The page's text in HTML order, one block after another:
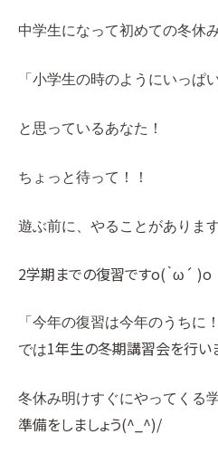
中学生になって初めての冬休
「小学生の時のようにいっぱ
と思っているあなた！
ちょっと待って！！
遊ぶ前に、やることがありま
2学期までの復習ですo(｀ω´ )o
「今年の復習は今年のうちに
では1年生の冬期講習会を行い
冬休み明けすぐにやってくる
準備をしましょう(^_^)/